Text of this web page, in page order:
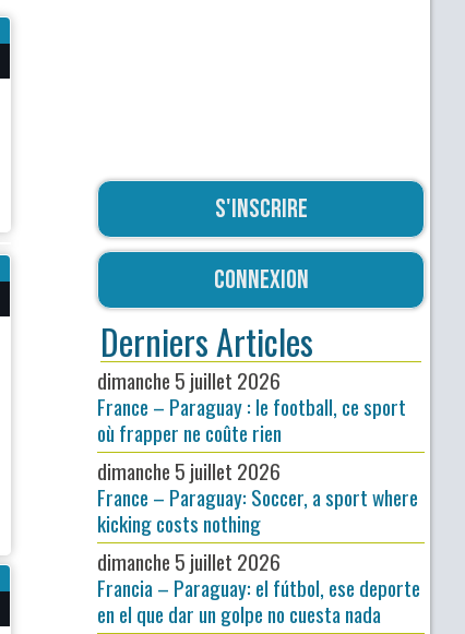
S'inscrire
Connexion
Derniers Articles
dimanche 5 juillet 2026
France – Paraguay : le football, ce sport
où frapper ne coûte rien
dimanche 5 juillet 2026
France – Paraguay: Soccer, a sport where
kicking costs nothing
dimanche 5 juillet 2026
Francia – Paraguay: el fútbol, ese deporte
en el que dar un golpe no cuesta nada